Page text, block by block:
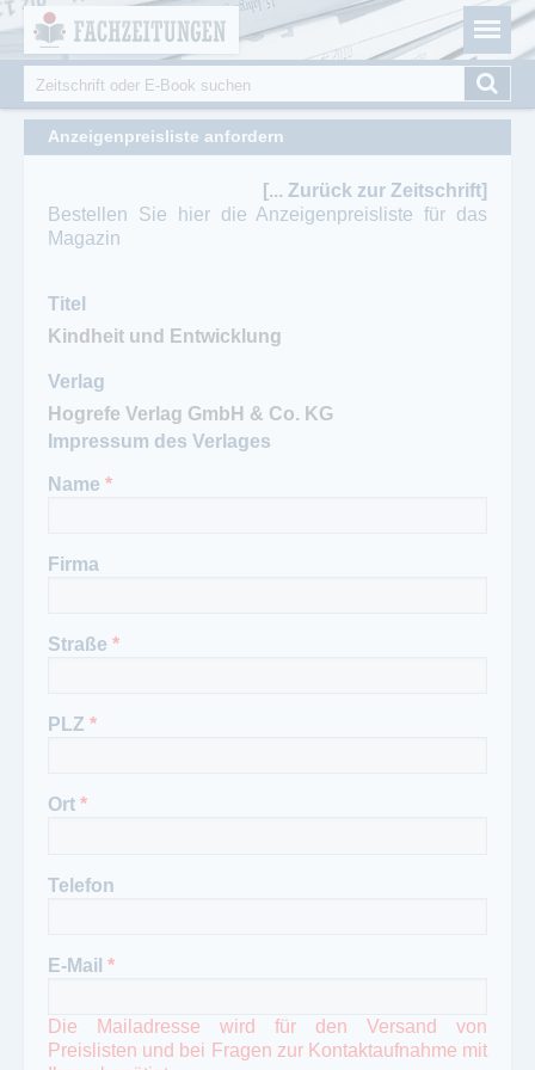
Fachzeitungen.de - Das unabhängige Portal für
Fachmagazine Fachpublikationen & eBooks
Suchformular
Suche
Anzeigenpreisliste anfordern
[... Zurück zur Zeitschrift]
Bestellen Sie hier die Anzeigenpreisliste für das
Magazin
Titel
Verlag
Impressum des Verlages
Name *
Firma
Straße *
PLZ *
Ort *
Telefon
E-Mail *
Die Mailadresse wird für den Versand von
Preislisten und bei Fragen zur Kontaktaufnahme mit
Cookie-Einstellungen